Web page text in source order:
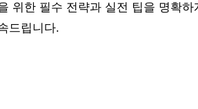
위한 필수 전략과 실전 팁을 명확
드립니다.